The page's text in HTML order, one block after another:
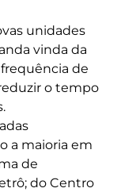
unidades
vinda da
de
o tempo
a maioria em
de
do Centro